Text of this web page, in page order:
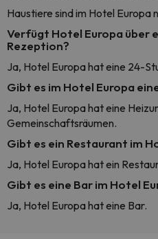
Haustiere sind im Hotel Europa
Verfügt Hotel Europa über
Rezeption?
Ja, Hotel Europa hat eine 24-
Gibt es im Hotel Europa
Ja, Hotel Europa hat eine
Gemeinschaftsräumen.
Gibt es ein Restaurant im
Ja, Hotel Europa hat ein
Gibt es eine Bar im Hotel
Ja, Hotel Europa hat eine Bar.